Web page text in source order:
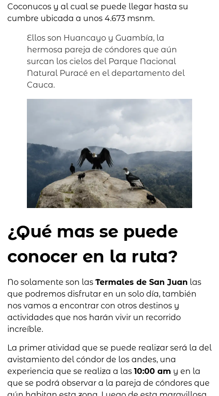
Coconucos y al cual se puede llegar hasta su
cumbre ubicada a unos 4.673 msnm.
Ellos son Huancayo y Guambía, la
hermosa pareja de cóndores que aún
surcan los cielos del Parque Nacional
Natural Puracé en el departamento del
Cauca.
¿Qué mas se puede
conocer en la ruta?
No solamente son las Termales de San Juan las
que podremos disfrutar en un solo día, también
nos vamos a encontrar con otros destinos y
actividades que nos harán vivir un recorrido
increíble.
La primer atividad que se puede realizar será la del
avistamiento del cóndor de los andes, una
experiencia que se realiza a las 10:00 am y en la
que se podrá observar a la pareja de cóndores que